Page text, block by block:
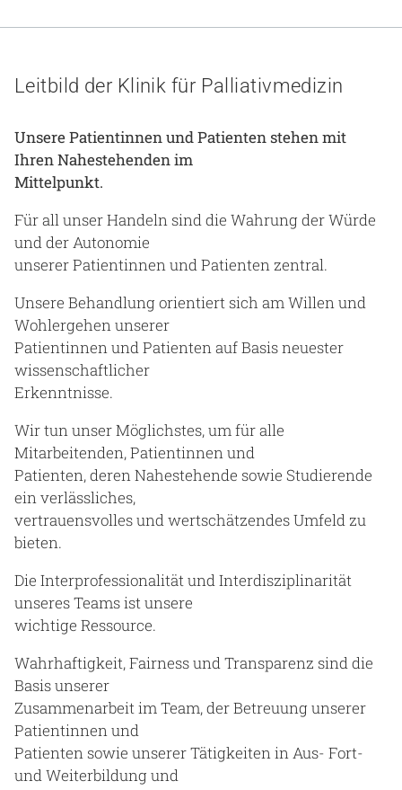
Leitbild der Klinik für Palliativmedizin
Unsere Patientinnen und Patienten stehen mit
Ihren Nahestehenden im
Mittelpunkt.
Für all unser Handeln sind die Wahrung der Würde
und der Autonomie
unserer Patientinnen und Patienten zentral.
Unsere Behandlung orientiert sich am Willen und
Wohlergehen unserer
Patientinnen und Patienten auf Basis neuester
wissenschaftlicher
Erkenntnisse.
Wir tun unser Möglichstes, um für alle
Mitarbeitenden, Patientinnen und
Patienten, deren Nahestehende sowie Studierende
ein verlässliches,
vertrauensvolles und wertschätzendes Umfeld zu
bieten.
Die Interprofessionalität und Interdisziplinarität
unseres Teams ist unsere
wichtige Ressource.
Wahrhaftigkeit, Fairness und Transparenz sind die
Basis unserer
Zusammenarbeit im Team, der Betreuung unserer
Patientinnen und
Patienten sowie unserer Tätigkeiten in Aus- Fort-
und Weiterbildung und